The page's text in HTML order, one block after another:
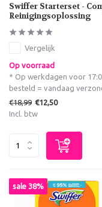
Swiffer Starterset -
Reinigingsoplossing
Vergelijk
Op voorraad
* Op werkdagen voor
besteld = vandaag
€18,99 €12,50
Incl. btw
sale 38%